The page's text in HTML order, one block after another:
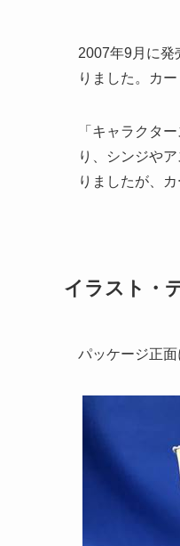
2007年9月に発
りました。カー
「キャラクタ
り、シンジや
りましたが、
イラスト・
パッケージ正